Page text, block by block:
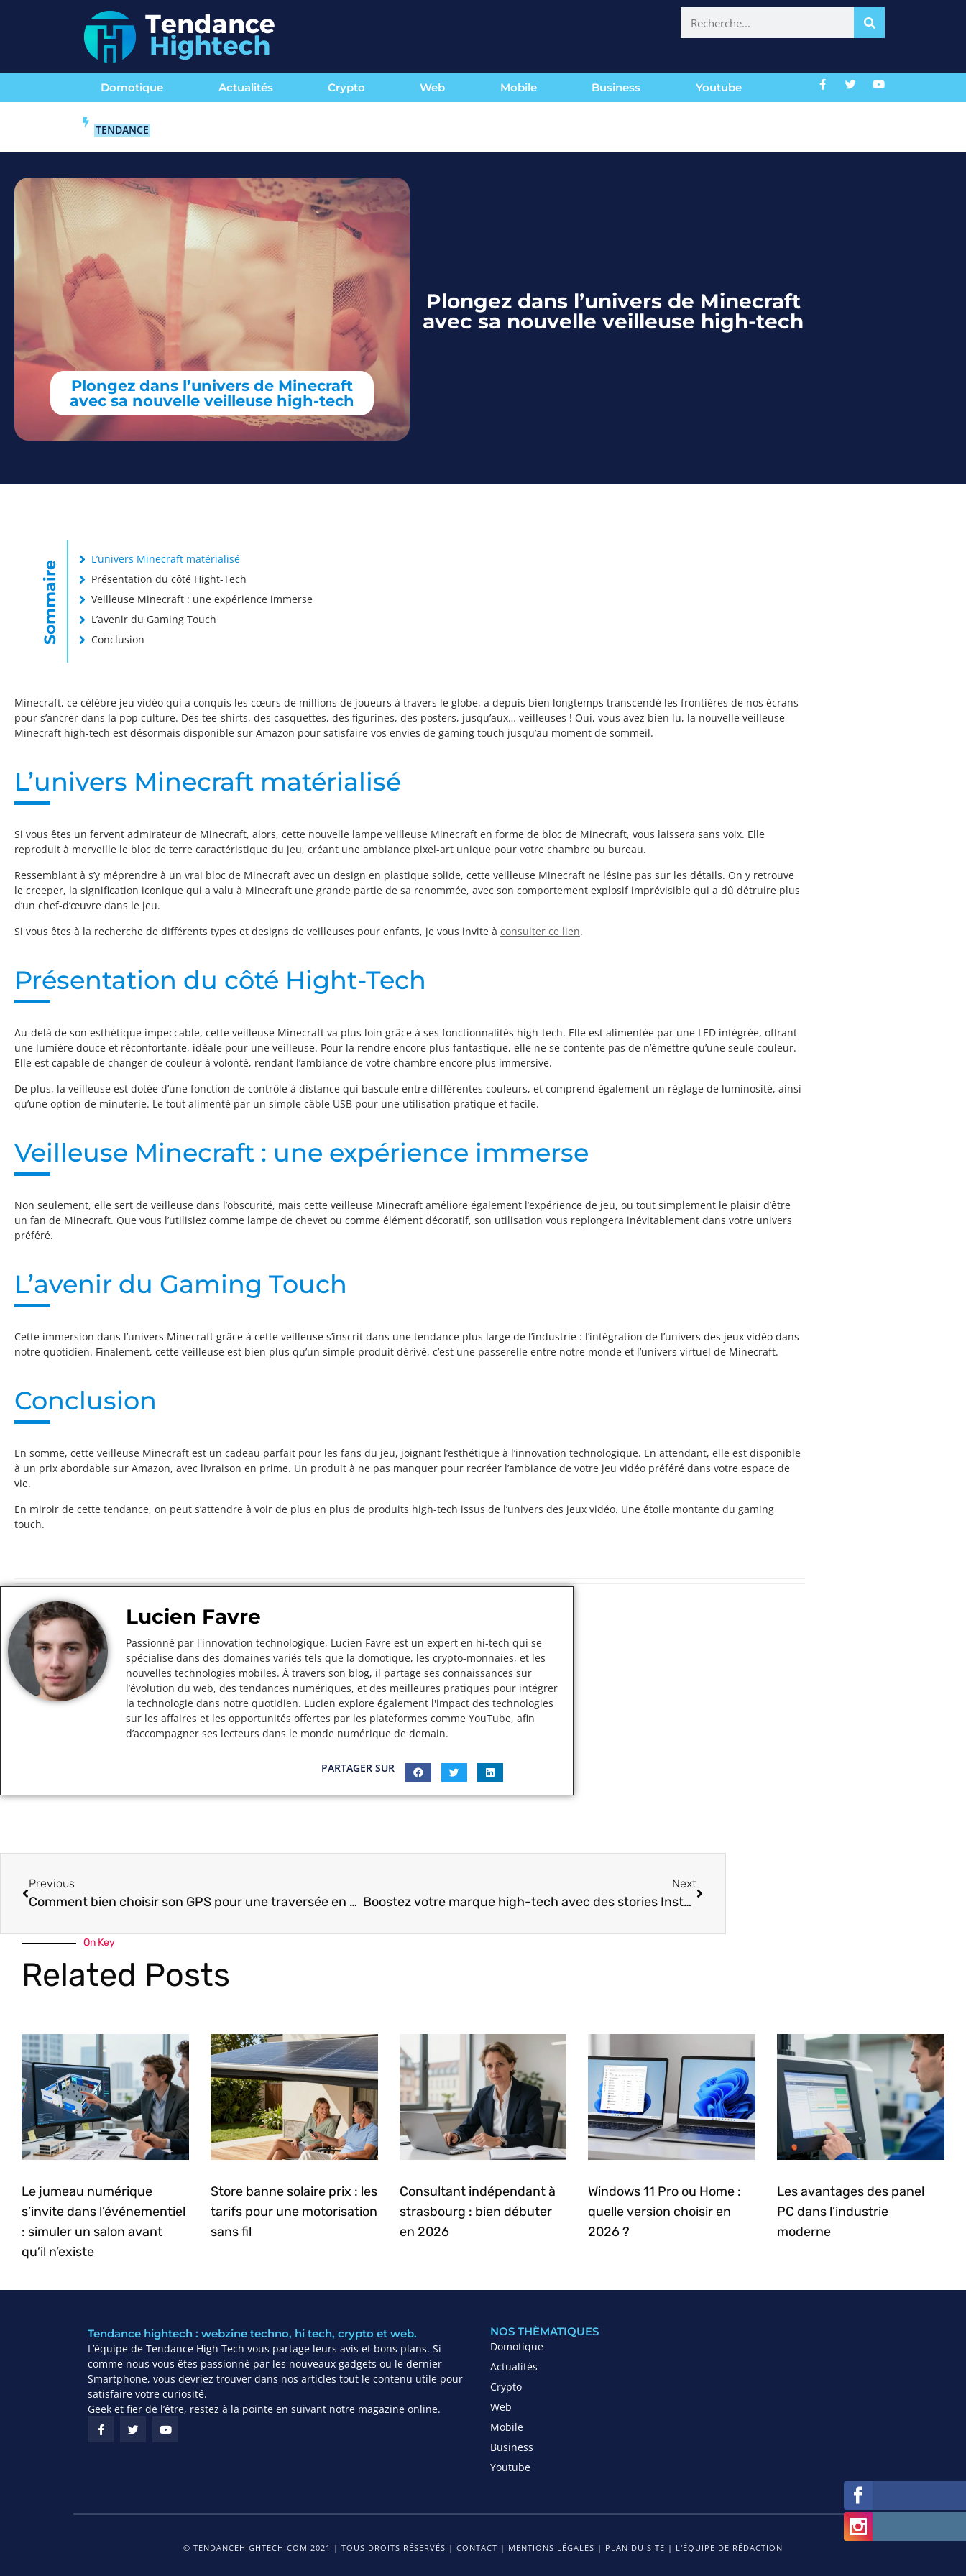
Domotique Actualités Crypto Web Mobile Business Youtube
TENDANCE
Plongez dans l’univers de Minecraft
avec sa nouvelle veilleuse high-tech
Plongez dans l’univers de Minecraft
avec sa nouvelle veilleuse high-tech
Sommaire
L’univers Minecraft matérialisé
Présentation du côté Hight-Tech
Veilleuse Minecraft : une expérience immerse
L’avenir du Gaming Touch
Conclusion
Minecraft, ce célèbre jeu vidéo qui a conquis les cœurs de millions de joueurs à travers le globe, a depuis bien longtemps transcendé les frontières de nos écrans
pour s’ancrer dans la pop culture. Des tee-shirts, des casquettes, des figurines, des posters, jusqu’aux… veilleuses ! Oui, vous avez bien lu, la nouvelle veilleuse
Minecraft high-tech est désormais disponible sur Amazon pour satisfaire vos envies de gaming touch jusqu’au moment de sommeil.
L’univers Minecraft matérialisé
Si vous êtes un fervent admirateur de Minecraft, alors, cette nouvelle lampe veilleuse Minecraft en forme de bloc de Minecraft, vous laissera sans voix. Elle
reproduit à merveille le bloc de terre caractéristique du jeu, créant une ambiance pixel-art unique pour votre chambre ou bureau.
Ressemblant à s’y méprendre à un vrai bloc de Minecraft avec un design en plastique solide, cette veilleuse Minecraft ne lésine pas sur les détails. On y retrouve
le creeper, la signification iconique qui a valu à Minecraft une grande partie de sa renommée, avec son comportement explosif imprévisible qui a dû détruire plus
d’un chef-d’œuvre dans le jeu.
Si vous êtes à la recherche de différents types et designs de veilleuses pour enfants, je vous invite à consulter ce lien.
Présentation du côté Hight-Tech
Au-delà de son esthétique impeccable, cette veilleuse Minecraft va plus loin grâce à ses fonctionnalités high-tech. Elle est alimentée par une LED intégrée, offrant
une lumière douce et réconfortante, idéale pour une veilleuse. Pour la rendre encore plus fantastique, elle ne se contente pas de n’émettre qu’une seule couleur.
Elle est capable de changer de couleur à volonté, rendant l’ambiance de votre chambre encore plus immersive.
De plus, la veilleuse est dotée d’une fonction de contrôle à distance qui bascule entre différentes couleurs, et comprend également un réglage de luminosité, ainsi
qu’une option de minuterie. Le tout alimenté par un simple câble USB pour une utilisation pratique et facile.
Veilleuse Minecraft : une expérience immerse
Non seulement, elle sert de veilleuse dans l’obscurité, mais cette veilleuse Minecraft améliore également l’expérience de jeu, ou tout simplement le plaisir d’être
un fan de Minecraft. Que vous l’utilisiez comme lampe de chevet ou comme élément décoratif, son utilisation vous replongera inévitablement dans votre univers
préféré.
L’avenir du Gaming Touch
Cette immersion dans l’univers Minecraft grâce à cette veilleuse s’inscrit dans une tendance plus large de l’industrie : l’intégration de l’univers des jeux vidéo dans
notre quotidien. Finalement, cette veilleuse est bien plus qu’un simple produit dérivé, c’est une passerelle entre notre monde et l’univers virtuel de Minecraft.
Conclusion
En somme, cette veilleuse Minecraft est un cadeau parfait pour les fans du jeu, joignant l’esthétique à l’innovation technologique. En attendant, elle est disponible
à un prix abordable sur Amazon, avec livraison en prime. Un produit à ne pas manquer pour recréer l’ambiance de votre jeu vidéo préféré dans votre espace de
vie.
En miroir de cette tendance, on peut s’attendre à voir de plus en plus de produits high-tech issus de l’univers des jeux vidéo. Une étoile montante du gaming
touch.
Lucien Favre
Passionné par l'innovation technologique, Lucien Favre est un expert en hi-tech qui se
spécialise dans des domaines variés tels que la domotique, les crypto-monnaies, et les
nouvelles technologies mobiles. À travers son blog, il partage ses connaissances sur
l’évolution du web, des tendances numériques, et des meilleures pratiques pour intégrer
la technologie dans notre quotidien. Lucien explore également l'impact des technologies
sur les affaires et les opportunités offertes par les plateformes comme YouTube, afin
d’accompagner ses lecteurs dans le monde numérique de demain.
PARTAGER SUR
Previous
Comment bien choisir son GPS pour une traversée en mer ?
Next
Boostez votre marque high-tech avec des stories Instagram captivantes
On Key
Related Posts
Le jumeau numérique
s’invite dans l’événementiel
: simuler un salon avant
qu’il n’existe
Store banne solaire prix : les
tarifs pour une motorisation
sans fil
Consultant indépendant à
strasbourg : bien débuter
en 2026
Windows 11 Pro ou Home :
quelle version choisir en
2026 ?
Les avantages des panel
PC dans l’industrie
moderne
Tendance hightech : webzine techno, hi tech, crypto et web.
L’équipe de Tendance High Tech vous partage leurs avis et bons plans. Si
comme nous vous êtes passionné par les nouveaux gadgets ou le dernier
Smartphone, vous devriez trouver dans nos articles tout le contenu utile pour
satisfaire votre curiosité.
Geek et fier de l’être, restez à la pointe en suivant notre magazine online.
NOS THÈMATIQUES
Domotique
Actualités
Crypto
Web
Mobile
Business
Youtube
© TENDANCEHIGHTECH.COM 2021 | TOUS DROITS RÉSERVÉS | CONTACT | MENTIONS LÉGALES | PLAN DU SITE | L'ÉQUIPE DE RÉDACTION